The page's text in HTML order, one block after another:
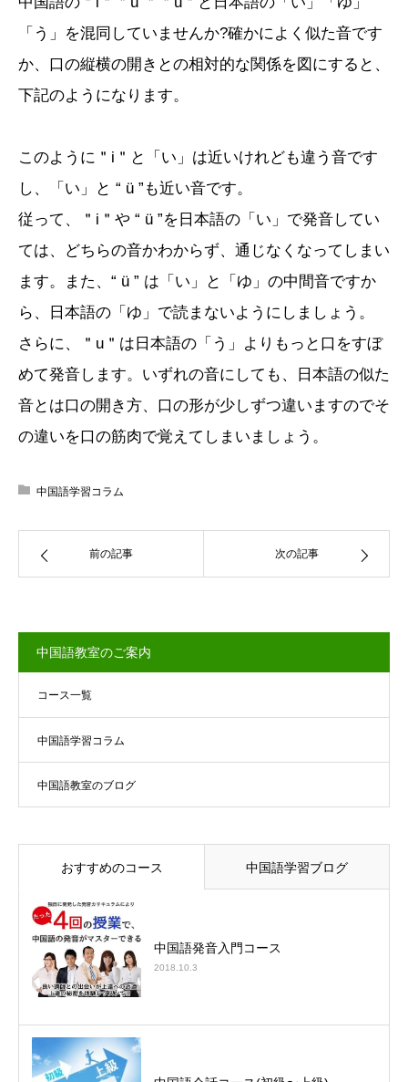
「う」を混同していませんか?確かによく似た音です
か、口の縦横の開きとの相対的な関係を図にすると、
下記のようになります。
このように＂i＂と「い」は近いけれども違う音です
し、「い」と “ ü ”も近い音です。
従って、＂i＂や “ ü ”を日本語の「い」で発音してい
ては、どちらの音かわからず、通じなくなってしまい
ます。また、“ ü ” は「い」と「ゆ」の中間音ですか
ら、日本語の「ゆ」で読まないようにしましょう。
さらに、＂u＂は日本語の「う」よりもっと口をすぼ
めて発音します。いずれの音にしても、日本語の似た
音とは口の開き方、口の形が少しずつ違いますのでそ
の違いを口の筋肉で覚えてしまいましょう。
中国語学習コラム
前の記事 次の記事
中国語教室のご案内
コース一覧
中国語学習コラム
中国語教室のブログ
おすすめのコース 中国語学習ブログ
中国語発音入門コース
2018.10.3